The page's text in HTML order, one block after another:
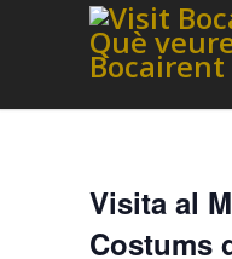
Visita al
Costums